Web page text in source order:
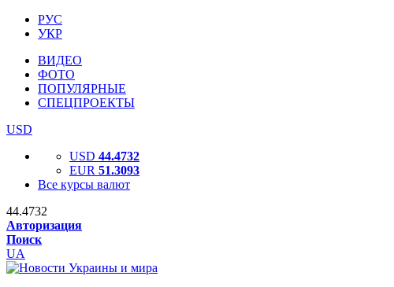
РУС
УКР
ВИДЕО
ФОТО
ПОПУЛЯРНЫЕ
СПЕЦПРОЕКТЫ
USD
USD 44.4732
EUR 51.3093
Все курсы валют
44.4732
Авторизация
Поиск
UA